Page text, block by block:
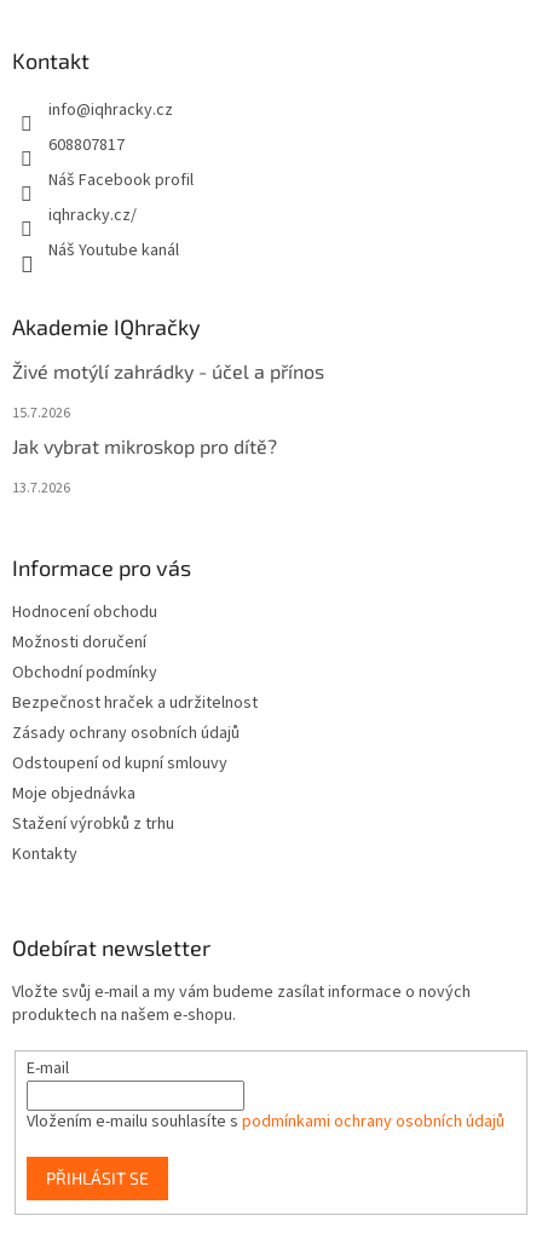
Kontakt
info@iqhracky.cz
608807817
Náš Facebook profil
iqhracky.cz/
Náš Youtube kanál
Akademie IQhračky
Živé motýlí zahrádky - účel a přínos
15.7.2026
Jak vybrat mikroskop pro dítě?
13.7.2026
Informace pro vás
Hodnocení obchodu
Možnosti doručení
Obchodní podmínky
Bezpečnost hraček a udržitelnost
Zásady ochrany osobních údajů
Odstoupení od kupní smlouvy
Moje objednávka
Stažení výrobků z trhu
Kontakty
Odebírat newsletter
Vložte svůj e-mail a my vám budeme zasílat informace o nových
produktech na našem e-shopu.
E-mail
Vložením e-mailu souhlasíte s podmínkami ochrany osobních údajů
PŘIHLÁSIT SE